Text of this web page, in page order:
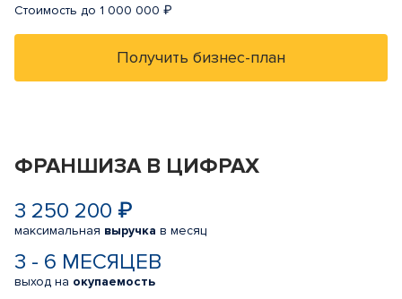
Стоимость до 1 000 000 ₽
Получить бизнес-план
ФРАНШИЗА В ЦИФРАХ
3 250 200 ₽
максимальная выручка в месяц
3 - 6 МЕСЯЦЕВ
выход на окупаемость